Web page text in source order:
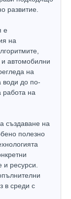
развитие.
е
на
автомобилни
на
води до по-
на
създаване на
полезно
и ресурси.
в среди с